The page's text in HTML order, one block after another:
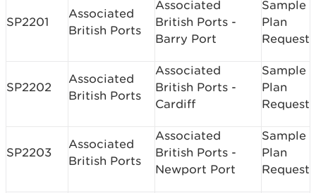
SP2201
Associated
British Ports
Associated
British Ports -
Barry Port
Sample
Plan
Request
SP2202
Associated
British Ports
Associated
British Ports ­
Cardiff
Sample
Plan
Request
SP2203
Associated
British Ports
Associated
British Ports ­
Newport Port
Sample
Plan
Request